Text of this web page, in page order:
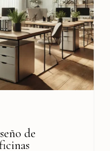
de